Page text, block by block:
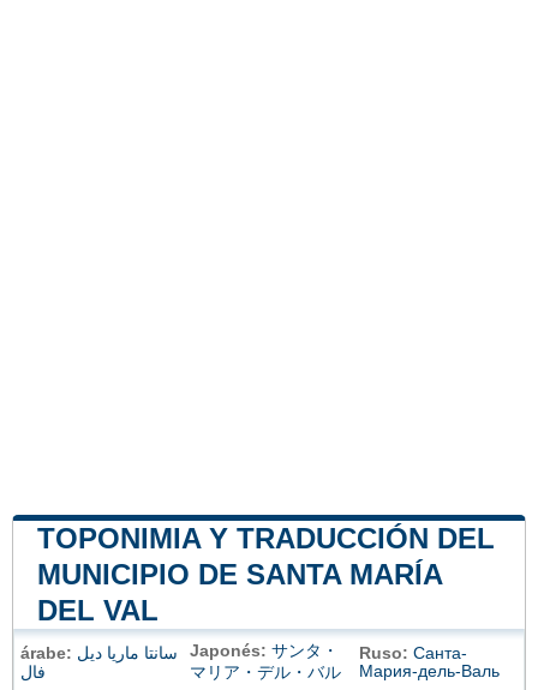
TOPONIMIA Y TRADUCCIÓN DEL
MUNICIPIO DE SANTA MARÍA
DEL VAL
árabe: سانتا ماريا ديل
فال
Japonés: サンタ・
マリア・デル・バル
Ruso: Санта-
Мария-дель-Валь